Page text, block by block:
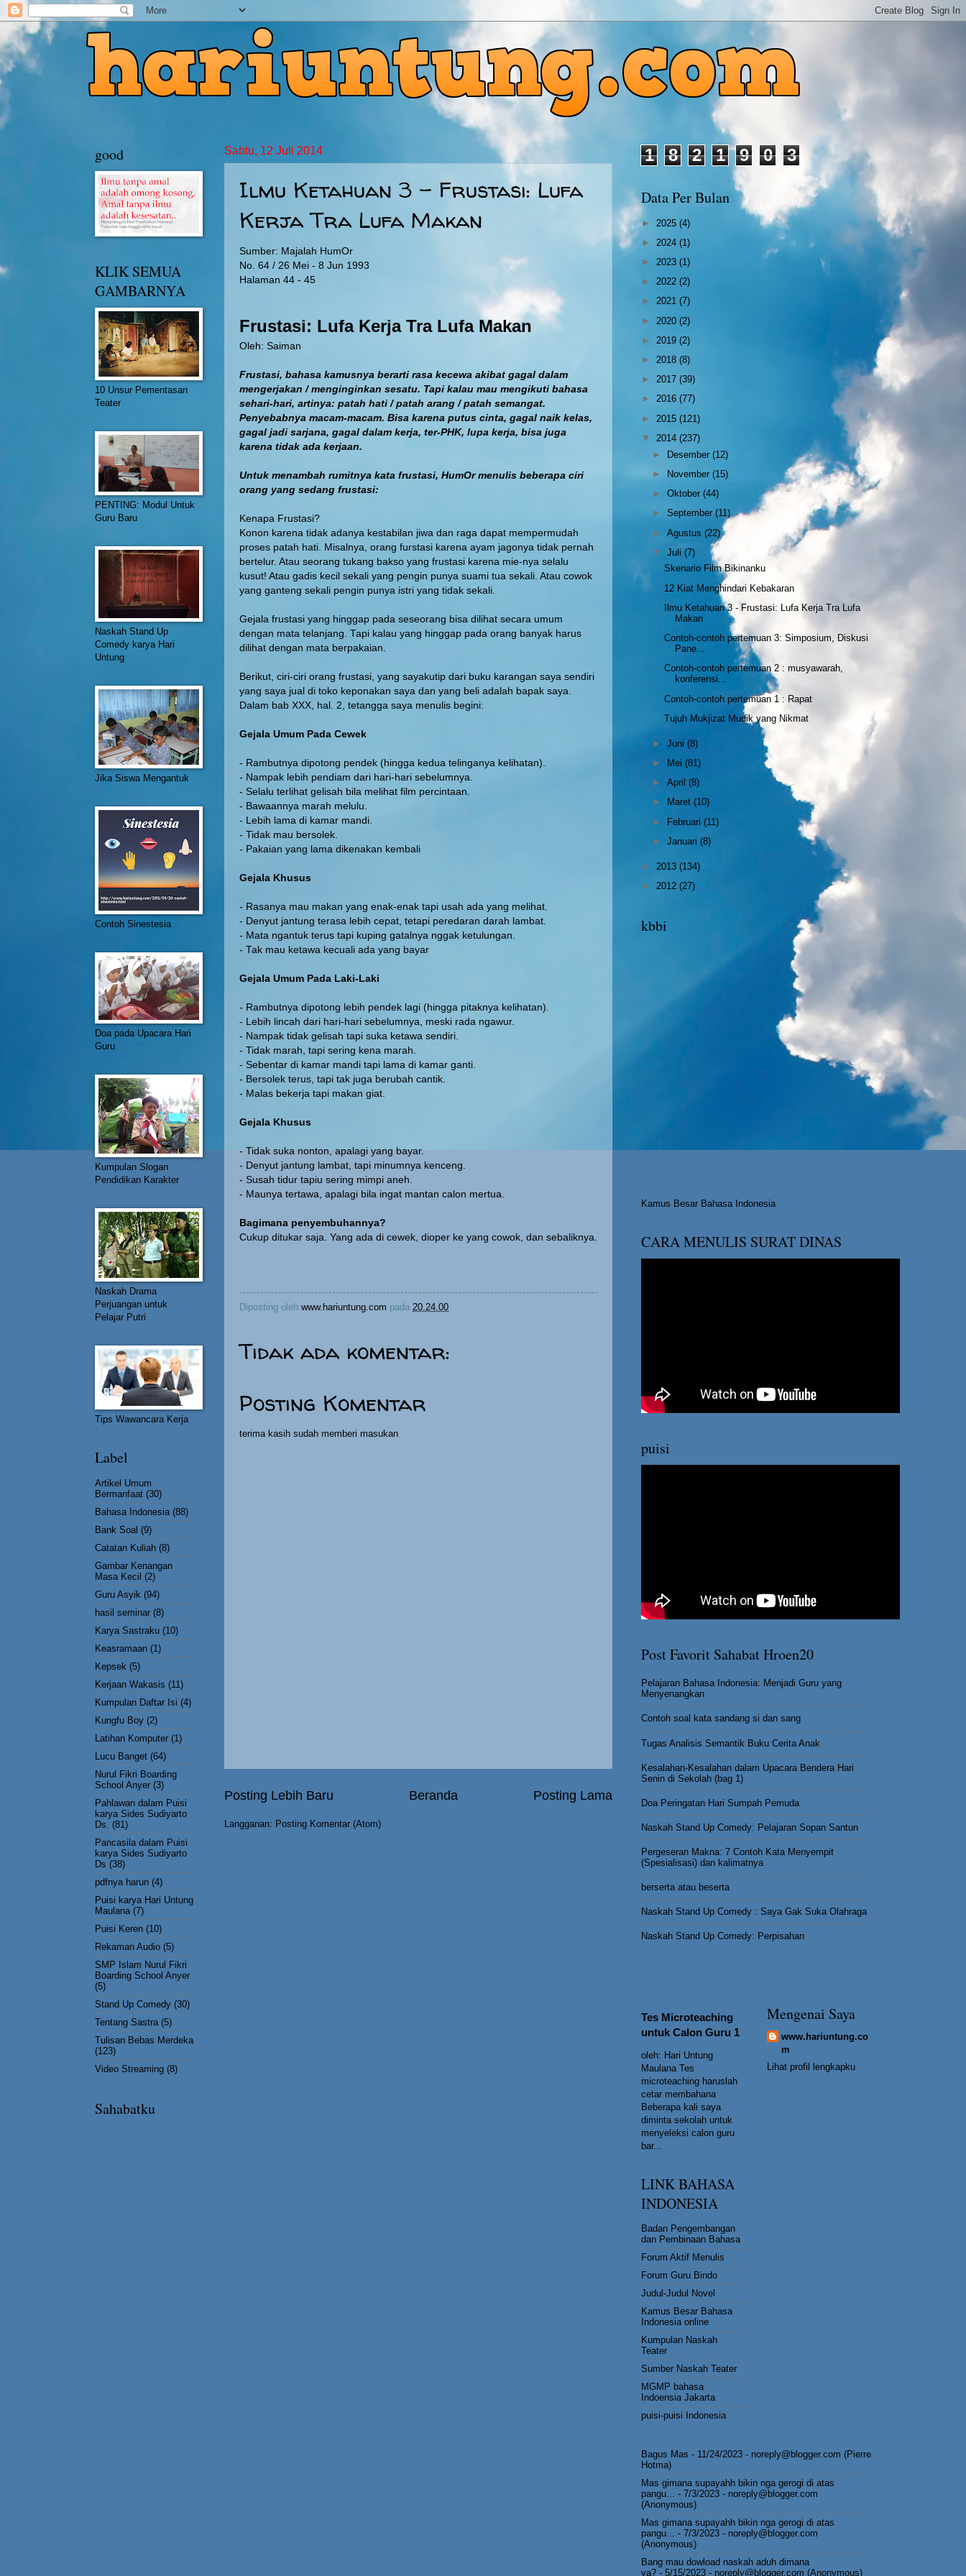
Sabtu, 12 Juli 2014
Ilmu Ketahuan 3 - Frustasi: Lufa
Kerja Tra Lufa Makan
Sumber: Majalah HumOr
No. 64 / 26 Mei - 8 Jun 1993
Halaman 44 - 45
Frustasi: Lufa Kerja Tra Lufa Makan
Oleh: Saiman
Frustasi, bahasa kamusnya berarti rasa kecewa akibat gagal dalam
mengerjakan / menginginkan sesatu. Tapi kalau mau mengikuti bahasa
sehari-hari, artinya: patah hati / patah arang / patah semangat.
Penyebabnya macam-macam. Bisa karena putus cinta, gagal naik kelas,
gagal jadi sarjana, gagal dalam kerja, ter-PHK, lupa kerja, bisa juga
karena tidak ada kerjaan.
Untuk menambah rumitnya kata frustasi, HumOr menulis beberapa ciri
orang yang sedang frustasi:
Kenapa Frustasi?
Konon karena tidak adanya kestabilan jiwa dan raga dapat mempermudah
proses patah hati. Misalnya, orang furstasi karena ayam jagonya tidak pernah
bertelur. Atau seorang tukang bakso yang frustasi karena mie-nya selalu
kusut! Atau gadis kecil sekali yang pengin punya suami tua sekali. Atau cowok
yang ganteng sekali pengin punya istri yang tidak sekali.
Gejala frustasi yang hinggap pada seseorang bisa dilihat secara umum
dengan mata telanjang. Tapi kalau yang hinggap pada orang banyak harus
dilihat dengan mata berpakaian.
Berikut, ciri-ciri orang frustasi, yang sayakutip dari buku karangan saya sendiri
yang saya jual di toko keponakan saya dan yang beli adalah bapak saya.
Dalam bab XXX, hal. 2, tetangga saya menulis begini:
Gejala Umum Pada Cewek
- Rambutnya dipotong pendek (hingga kedua telinganya kelihatan).
- Nampak lebih pendiam dari hari-hari sebelumnya.
- Selalu terlihat gelisah bila melihat film percintaan.
- Bawaannya marah melulu.
- Lebih lama di kamar mandi.
- Tidak mau bersolek.
- Pakaian yang lama dikenakan kembali
Gejala Khusus
- Rasanya mau makan yang enak-enak tapi usah ada yang melihat.
- Denyut jantung terasa lebih cepat, tetapi peredaran darah lambat.
- Mata ngantuk terus tapi kuping gatalnya nggak ketulungan.
- Tak mau ketawa kecuali ada yang bayar
Gejala Umum Pada Laki-Laki
- Rambutnya dipotong lebih pendek lagi (hingga pitaknya kelihatan).
- Lebih lincah dari hari-hari sebelumnya, meski rada ngawur.
- Nampak tidak gelisah tapi suka ketawa sendiri.
- Tidak marah, tapi sering kena marah.
- Sebentar di kamar mandi tapi lama di kamar ganti.
- Bersolek terus, tapi tak juga berubah cantik.
- Malas bekerja tapi makan giat.
Gejala Khusus
- Tidak suka nonton, apalagi yang bayar.
- Denyut jantung lambat, tapi minumnya kenceng.
- Susah tidur tapiu sering mimpi aneh.
- Maunya tertawa, apalagi bila ingat mantan calon mertua.
Bagimana penyembuhannya?
Cukup ditukar saja. Yang ada di cewek, dioper ke yang cowok, dan sebaliknya.
Diposting oleh www.hariuntung.com pada 20.24.00
Tidak ada komentar:
Posting Komentar
terima kasih sudah memberi masukan
Posting Lebih Baru Posting Lama
Beranda
Langganan: Posting Komentar (Atom)
good
KLIK SEMUA
GAMBARNYA
10 Unsur Pementasan
Teater
PENTING: Modul Untuk
Guru Baru
Naskah Stand Up
Comedy karya Hari
Untung
Jika Siswa Mengantuk
Contoh Sinestesia
Doa pada Upacara Hari
Guru
Kumpulan Slogan
Pendidikan Karakter
Naskah Drama
Perjuangan untuk
Pelajar Putri
Tips Wawancara Kerja
Label
Artikel Umum
Bermanfaat (30)
Bahasa Indonesia (88)
Bank Soal (9)
Catatan Kuliah (8)
Gambar Kenangan
Masa Kecil (2)
Guru Asyik (94)
hasil seminar (8)
Karya Sastraku (10)
Keasramaan (1)
Kepsek (5)
Kerjaan Wakasis (11)
Kumpulan Daftar Isi (4)
Kungfu Boy (2)
Latihan Komputer (1)
Lucu Banget (64)
Nurul Fikri Boarding
School Anyer (3)
Pahlawan dalam Puisi
karya Sides Sudiyarto
Ds. (81)
Pancasila dalam Puisi
karya Sides Sudiyarto
Ds (38)
pdfnya harun (4)
Puisi karya Hari Untung
Maulana (7)
Puisi Keren (10)
Rekaman Audio (5)
SMP Islam Nurul Fikri
Boarding School Anyer
(5)
Stand Up Comedy (30)
Tentang Sastra (5)
Tulisan Bebas Merdeka
(123)
Video Streaming (8)
Sahabatku
1 8 2 1 9 0 3
Data Per Bulan
► 2025 (4)
► 2024 (1)
► 2023 (1)
► 2022 (2)
► 2021 (7)
► 2020 (2)
► 2019 (2)
► 2018 (8)
► 2017 (39)
► 2016 (77)
► 2015 (121)
▼ 2014 (237)
► Desember(12)
►
November(15)
►Oktober(44)
►September(11)
►Agustus(22)
▼Juli(7)
Skenario Film Bikinanku
12 Kiat Menghindari Kebakaran
Ilmu Ketahuan 3 - Frustasi: Lufa Kerja Tra Lufa
Makan
Contoh-contoh pertemuan 3: Simposium, Diskusi
Pane...
Contoh-contoh pertemuan 2 : musyawarah,
konferensi...
Contoh-contoh pertemuan 1 : Rapat
Tujuh Mukjizat Mudik yang Nikmat
►Juni(8)
►
Mei(81)
►April(8)
►
Maret(10)
► Februari(11)
►Januari(8)
► 2013 (134)
► 2012 (27)
kbbi
Kamus Besar Bahasa Indonesia
CARA MENULIS SURAT DINAS
puisi
Post Favorit Sahabat Hroen20
Pelajaran Bahasa Indonesia: Menjadi Guru yang
Menyenangkan
Contoh soal kata sandang si dan sang
Tugas Analisis Semantik Buku Cerita Anak
Kesalahan-Kesalahan dalam Upacara Bendera Hari
Senin di Sekolah (bag 1)
Doa Peringatan Hari Sumpah Pemuda
Naskah Stand Up Comedy: Pelajaran Sopan Santun
Pergeseran Makna: 7 Contoh Kata Menyempit
(Spesialisasi) dan kalimatnya
berserta atau beserta
Naskah Stand Up Comedy : Saya Gak Suka Olahraga
Naskah Stand Up Comedy: Perpisahan
Tes Microteaching
untuk Calon Guru 1
oleh: Hari Untung
Maulana Tes
microteaching haruslah
cetar membahana
Beberapa kali saya
diminta sekolah untuk
menyeleksi calon guru
bar...
LINK BAHASA
INDONESIA
Badan Pengembangan
dan Pembinaan Bahasa
Forum Aktif Menulis
Forum Guru Bindo
Judul-Judul Novel
Kamus Besar Bahasa
Indonesia online
Kumpulan Naskah
Teater
Sumber Naskah Teater
MGMP bahasa
Indoensia Jakarta
puisi-puisi Indonesia
Mengenai Saya
www.hariuntung.co
m
Lihat profil lengkapku
Bagus Mas - 11/24/2023 - noreply@blogger.com (Pierre
Hotma)
Mas gimana supayahh bikin nga gerogi di atas
pangu... - 7/3/2023 - noreply@blogger.com
(Anonymous)
Mas gimana supayahh bikin nga gerogi di atas
pangu... - 7/3/2023 - noreply@blogger.com
(Anonymous)
Bang mau dowload naskah aduh dimana
ya? - 5/15/2023 - noreply@blogger.com (Anonymous)